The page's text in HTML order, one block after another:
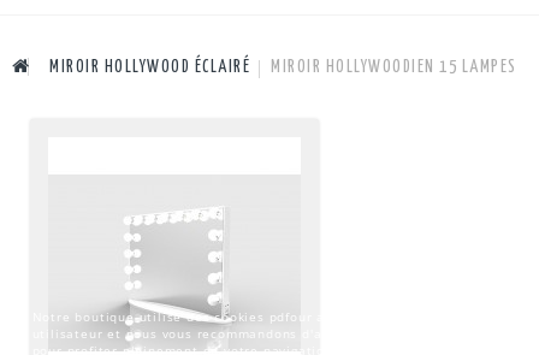
MIROIR HOLLYWOOD ÉCLAIRÉ MIROIR HOLLYWOODIEN 15 LAMPES
Notre boutique utilise des cookies pdfour améliorer l'expérience
utilisateur et nous vous recommandons d'accepter leur utilisation
pour profiter pleinement de votre navigation.